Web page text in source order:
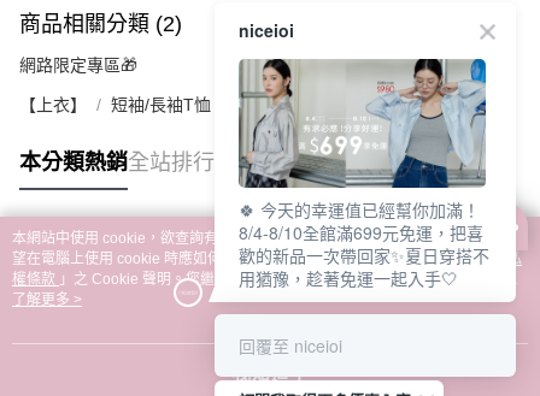
商品相關分類 (2)
網路限定專區🎁
【上衣】 短袖/長袖T恤｜連帽上衣｜休閒上衣
本分類熱銷全站排行
熱門標籤
本網站中使用 cookie，欲查詢有關本網站使用 cookie 方式之詳情，及若您不希
望在電腦上使用 cookie 時應如何變更電腦的 cookie 設定，請參閱本網站「
隱私
權條款 」之 Cookie 聲明。您繼續使用本網站即表示您同意本公司得按本網站使
用條款之 Cookie 聲明使用 cookie。
了解更多 >
我知道了
niceioi
🍀 今天的幸運值已經幫你加滿！
8/4-8/10全館滿699元免運，把喜
歡的新品一次帶回家✨夏日穿搭不
用猶豫，趁著免運一起入手🤍
回覆至 niceioi